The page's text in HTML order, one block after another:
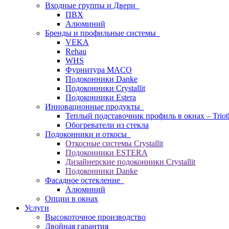
Входные группы и Двери
ПВХ
Алюминий
Бренды и профильные системы
VEKA
Rehau
WHS
Фурнитура MACO
Подоконники Danke
Подоконники Crystallit
Подоконники Estera
Инновационные продукты
Теплый подставочник профиль в окнах –
Обогреватели из стекла
Подоконники и откосы
Откосные системы Crystallit
Подоконники ESTERA
Дизайнерские подоконники Crystallit
Подоконники Danke
Фасадное остекление
Алюминий
Опции в окнах
Услуги
Высокоточное производство
Двойная гарантия